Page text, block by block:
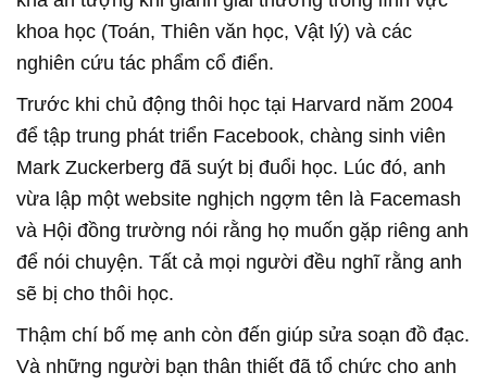
khoa học (Toán, Thiên văn học, Vật lý) và các
nghiên cứu tác phẩm cổ điển.
Trước khi chủ động thôi học tại Harvard năm 2004
để tập trung phát triển Facebook, chàng sinh viên
Mark Zuckerberg đã suýt bị đuổi học. Lúc đó, anh
vừa lập một website nghịch ngợm tên là Facemash
và Hội đồng trường nói rằng họ muốn gặp riêng anh
để nói chuyện. Tất cả mọi người đều nghĩ rằng anh
sẽ bị cho thôi học.
Thậm chí bố mẹ anh còn đến giúp sửa soạn đồ đạc.
Và những người bạn thân thiết đã tổ chức cho anh